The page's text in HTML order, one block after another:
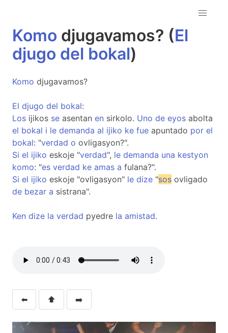
Komo djugavamos? (El
djugo del bokal)
Komo djugavamos?
El djugo del bokal:
Los ijikos se asentan en sirkolo. Uno de eyos abolta
el bokal i le demanda al ijiko ke fue apuntado por el
bokal: "verdad o ovligasyon?".
Si el ijiko eskoje "verdad", le demanda una kestyon
komo: "es verdad ke amas a fulana?".
Si el ijiko eskoje "ovligasyon" le dize "sos ovligado
de bezar a sistrana".
Ken dize la verdad pyedre la amistad.
⬅️ ⬆️ ➡️